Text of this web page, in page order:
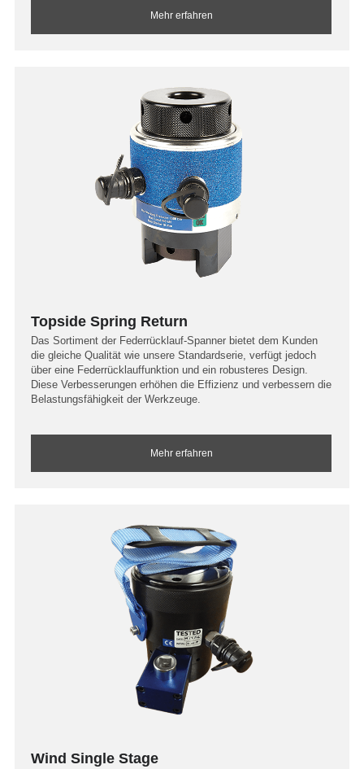
Mehr erfahren
Topside Spring Return
Das Sortiment der Federrücklauf-Spanner bietet dem Kunden
die gleiche Qualität wie unsere Standardserie, verfügt jedoch
über eine Federrücklauffunktion und ein robusteres Design.
Diese Verbesserungen erhöhen die Effizienz und verbessern die
Belastungsfähigkeit der Werkzeuge.
Mehr erfahren
Wind Single Stage